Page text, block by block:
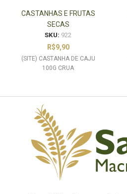
CASTANHAS E FRUTAS
SECAS
SKU: 922
R$9,90
(SITE) CASTANHA DE CAJU
100G CRUA